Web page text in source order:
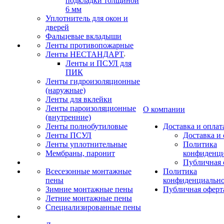
6 мм
Уплотнитель для окон и
дверей
Фальцевые вкладыши
Ленты противопожарные
Ленты НЕСТАНДАРТ
Ленты и ПСУЛ для
ПИК
Ленты гидроизоляционные
(наружные)
Ленты для вклейки
Ленты пароизоляционные
(внутренние)
Ленты полнобутиловые
Ленты ПСУЛ
Ленты уплотнительные
Мембраны, паронит
Всесезонные монтажные
пены
Зимние монтажные пены
Летние монтажные пены
Специализированные пены
О компании
Доставка и
Доставка и
Политика
Публичная
Политика
Публичная